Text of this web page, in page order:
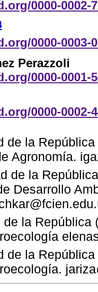
0000-0002-
0000-0003-
Perazzoli
0000-0001-
0000-0002-
de la
Agronomía.
de la
Desarrollo
de la República
de la